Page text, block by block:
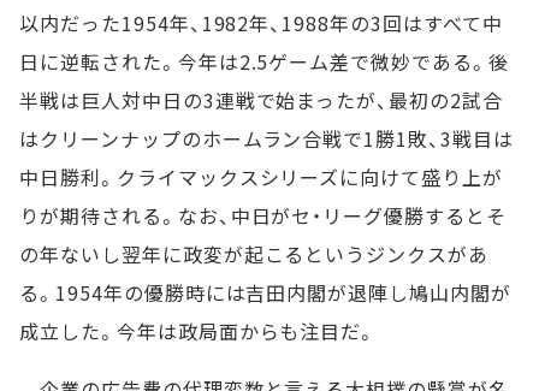
以内だった1954年、1982年、1988年の3回はすべて中
日に逆転された。今年は2.5ゲーム差で微妙である。後
半戦は巨人対中日の3連戦で始まったが、最初の2試合
はクリーンナップのホームラン合戦で1勝1敗、3戦目は
中日勝利。クライマックスシリーズに向けて盛り上が
りが期待される。なお、中日がセ・リーグ優勝するとそ
の年ないし翌年に政変が起こるというジンクスがあ
る。1954年の優勝時には吉田内閣が退陣し鳩山内閣が
成立した。今年は政局面からも注目だ。